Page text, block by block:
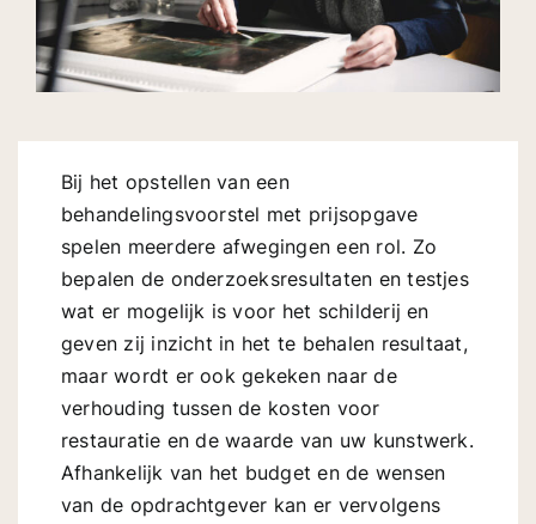
Bij het opstellen van een
behandelingsvoorstel met prijsopgave
spelen meerdere afwegingen een rol. Zo
bepalen de onderzoeksresultaten en testjes
wat er mogelijk is voor het schilderij en
geven zij inzicht in het te behalen resultaat,
maar wordt er ook gekeken naar de
verhouding tussen de kosten voor
restauratie en de waarde van uw kunstwerk.
Afhankelijk van het budget en de wensen
van de opdrachtgever kan er vervolgens